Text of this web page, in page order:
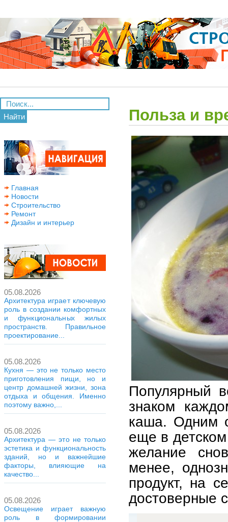
Найти
Главная
Новости
Строительство
Ремонт
Дизайн и интерьер
05.08.2026
Архитектура играет ключевую
роль в создании комфортных
и функциональных жилых
пространств. Правильное
проектирование...
05.08.2026
Кухня — это не только место
приготовления пищи, но и
центр домашней жизни, зона
отдыха и общения. Именно
поэтому важно,...
05.08.2026
Архитектура — это не только
эстетика и функциональность
зданий, но и важнейшие
факторы, влияющие на
качество...
05.08.2026
Освещение играет важную
роль в формировании
Польза и
Популярный
знаком
каша. Одним
еще в
желание
менее,
продукт, на
достоверные